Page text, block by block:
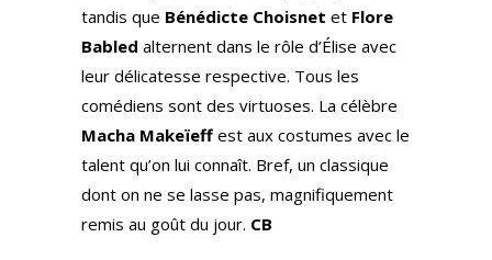
tandis que Bénédicte Choisnet et Flore
Babled alternent dans le rôle d’Élise avec
leur délicatesse respective. Tous les
comédiens sont des virtuoses. La célèbre
Macha Makeïeff est aux costumes avec le
talent qu’on lui connaît. Bref, un classique
dont on ne se lasse pas, magnifiquement
remis au goût du jour. CB